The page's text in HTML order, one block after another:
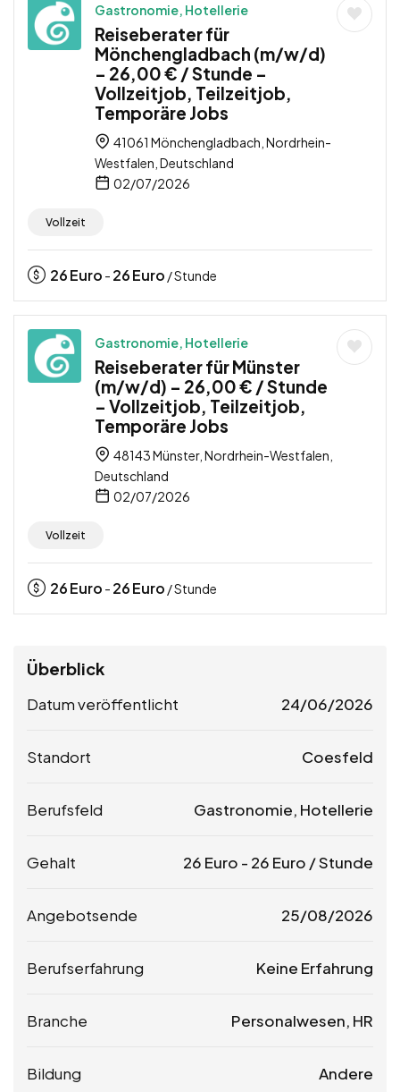
Gastronomie, Hotellerie
Reiseberater für
Mönchengladbach (m/w/d)
– 26,00 € / Stunde –
Vollzeitjob, Teilzeitjob,
Temporäre Jobs
41061 Mönchengladbach, Nordrhein-
Westfalen, Deutschland
02/07/2026
Vollzeit
26Euro - 26Euro / Stunde
Gastronomie, Hotellerie
Reiseberater für Münster
(m/w/d) – 26,00 € / Stunde
– Vollzeitjob, Teilzeitjob,
Temporäre Jobs
48143 Münster, Nordrhein-Westfalen,
Deutschland
02/07/2026
Vollzeit
26Euro - 26Euro / Stunde
Überblick
Datum veröffentlicht 24/06/2026
Standort Coesfeld
Berufsfeld Gastronomie, Hotellerie
Gehalt 26 Euro - 26 Euro / Stunde
Angebotsende 25/08/2026
Berufserfahrung Keine Erfahrung
Branche Personalwesen, HR
Bildung Andere